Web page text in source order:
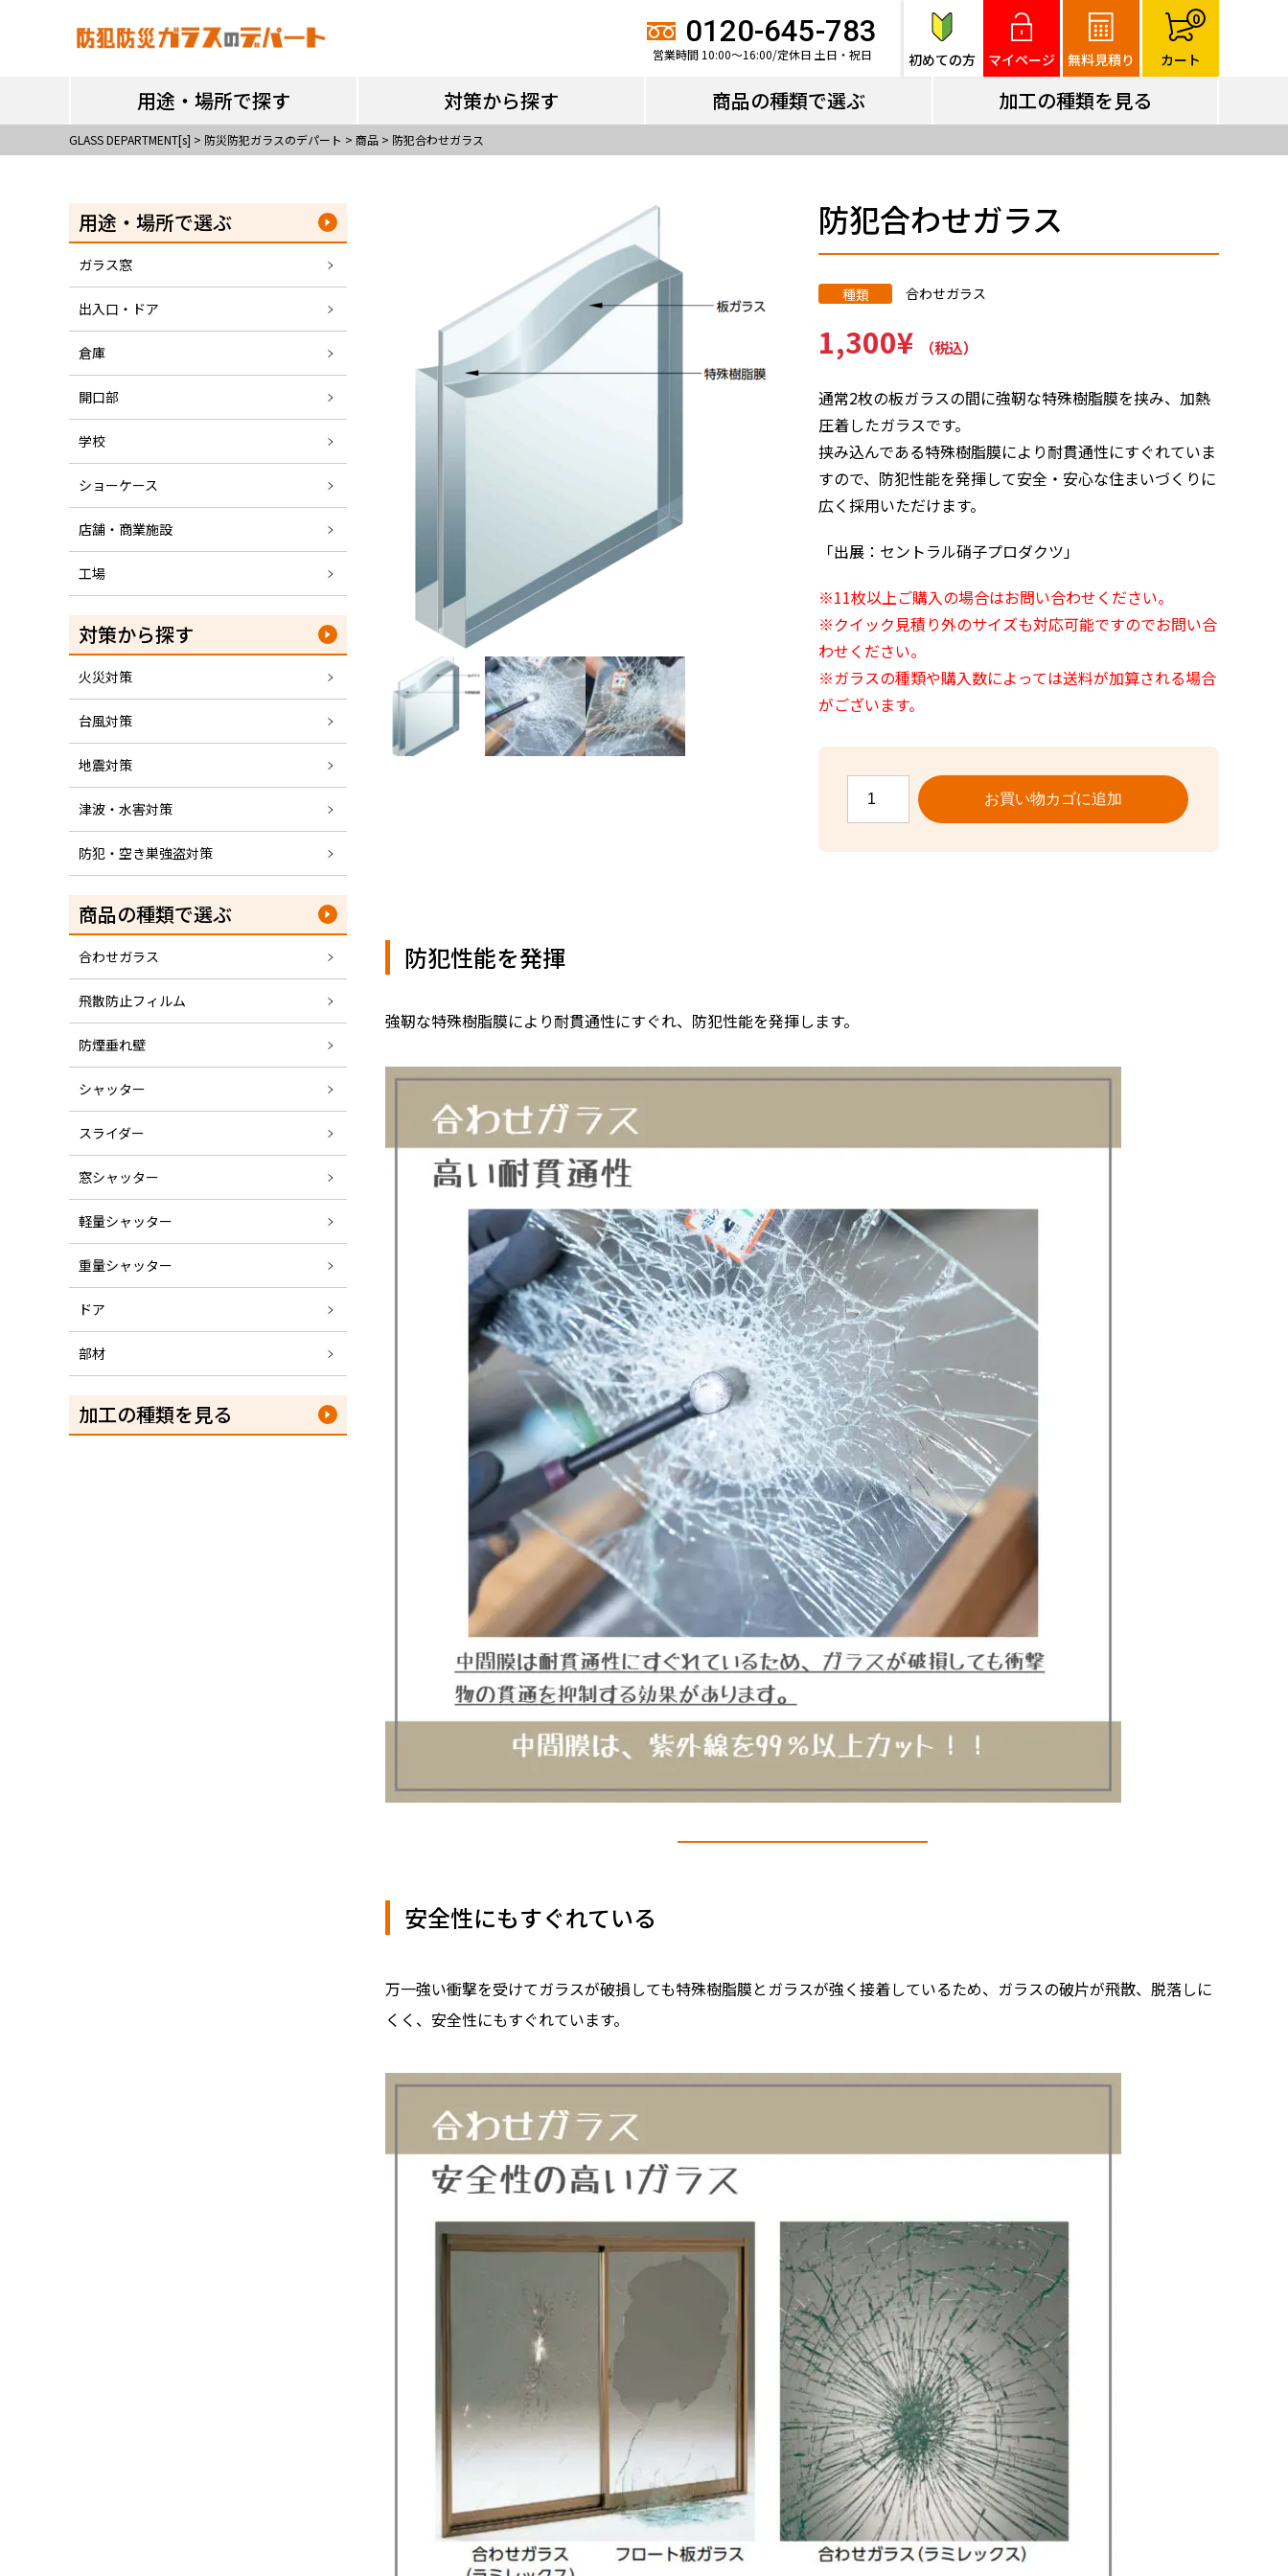
0120-645-783
営業時間 10:00～16:00/定休日 土日・祝日 初めての方 マイページ 無料見積り カート
0
用途・場所で探す 対策から探す 商品の種類で選ぶ 加工の種類を見る
GLASS DEPARTMENT[s] > 防災防犯ガラスのデパート > 商品 > 防犯合わせガラス
用途・場所で選ぶ
ガラス窓
出入口・ドア
倉庫
開口部
学校
ショーケース
店舗・商業施設
工場
対策から探す
火災対策
台風対策
地震対策
津波・水害対策
防犯・空き巣強盗対策
商品の種類で選ぶ
合わせガラス
飛散防止フィルム
防煙垂れ壁
シャッター
スライダー
窓シャッター
軽量シャッター
重量シャッター
ドア
部材
加工の種類を見る
防犯合わせガラス
種類 合わせガラス
1,300¥ （税込）
通常2枚の板ガラスの間に強靭な特殊樹脂膜を挟み、加熱
圧着したガラスです。
挟み込んである特殊樹脂膜により耐貫通性にすぐれていま
すので、防犯性能を発揮して安全・安心な住まいづくりに
広く採用いただけます。
「出展：セントラル硝子プロダクツ」
※11枚以上ご購入の場合はお問い合わせください。
※クイック見積り外のサイズも対応可能ですのでお問い合
わせください。
※ガラスの種類や購入数によっては送料が加算される場合
がございます。
防
わ
ガ
お買い物カゴに追加
防犯性能を発揮
強靭な特殊樹脂膜により耐貫通性にすぐれ、防犯性能を発揮します。
安全性にもすぐれている
万一強い衝撃を受けてガラスが破損しても特殊樹脂膜とガラスが強く接着しているため、ガラスの破片が飛散、脱落しに
くく、安全性にもすぐれています。